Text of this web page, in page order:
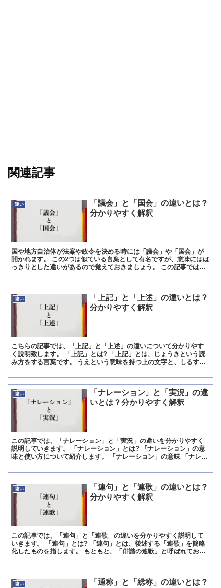
関連記事
違い
「議会」と「国会」の違いとは？
分かりやすく解釈
国や地方自治体が法案や政令を決める時には「議会」や「国会」が
開かれます。 この2つは似ている言葉として有名ですが、意味にはは
っきりとした違いがあるので覚えておきましょう。 この記事では、
違い
「上記」と「上述」の違いとは？
分かりやすく解釈
こちらの記事では、「上記」と「上述」の違いについて分かりやす
く説明致します。 「上記」とは? 「上記」とは、じょうきという読
み方をする言葉です。 うえという意味を持つ上の文字と、しるすと
違い
「ナレーション」と「実況」の違
いとは？分かりやすく解釈
この記事では、「ナレーション」と「実況」の違いを分かりやすく
説明していきます。 「ナレーション」とは? 「ナレーション」の意
味と使い方について紹介します。 「ナレーション」の意味 「ナレー
違い
「連句」と「連歌」の違いとは？
分かりやすく解釈
この記事では、「連句」と「連歌」の違いを分かりやすく説明して
いきます。 「連句」とは? 「連句」とは、後述する「連歌」を簡略
化したものを指します。 もともと、「俳諧の連歌」と呼ばれてお
違い
「通称」と「総称」の違いとは？